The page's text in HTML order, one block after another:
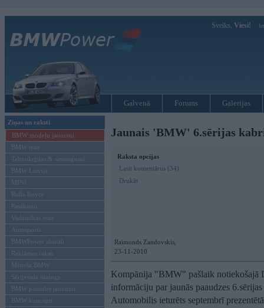
Sveiks, Viesi!
Galvenā Forums Galerijas
Ziņas un raksti
BMW modeļu jaunumi
BMW testi
Tehnoloģijas & sasniegumi
BMW Latvijā
MINI
Rolls-Royce
Pasākumi
Vadāmības tests
Autosports
BMWPower aktuāli
Reklāmas raksti
Mēneša BMW
Sērijveida tūnings
BMW pasaules jaunumi
BMW koncepti
Jaunais 'BMW' 6.sērijas
Raksta opcijas
Lasīt komentārus (34)
Drukāt
Raimonds Zandovskis,
23-11-2010
Kompānija "BMW" pašlaik notiekošajā
informāciju par jaunās paaudzes
Automobilis ieturēts septembrī